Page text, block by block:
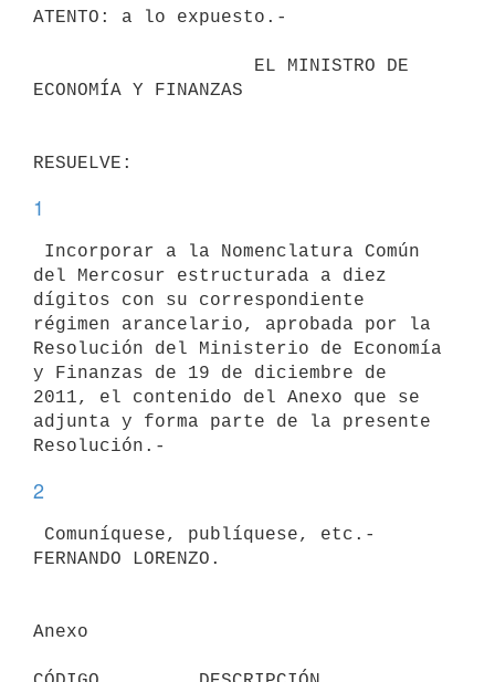
ATENTO: a lo expuesto.-
ECONOMÍA Y FINANZAS
1
del Mercosur estructurada a diez
dígitos con su correspondiente
régimen arancelario, aprobada por la
Resolución del Ministerio de Economía
y Finanzas de 19 de diciembre de
2011, el contenido del Anexo que se
adjunta y forma parte de la presente
2
Anexo